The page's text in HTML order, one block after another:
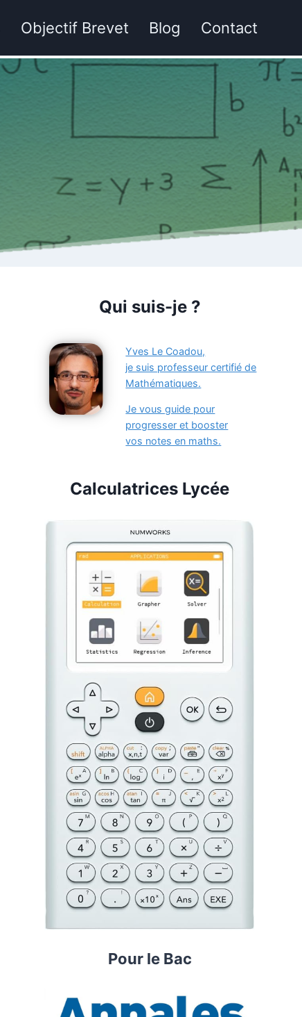
Objectif Brevet Blog Contact
Qui suis-je ?
Yves Le Coadou,
je suis professeur certifié de
Mathématiques.
Je vous guide pour
progresser et booster
vos notes en maths.
Calculatrices Lycée
Pour le Bac